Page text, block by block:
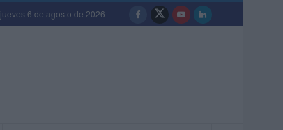
jueves 6 de agosto de 2026